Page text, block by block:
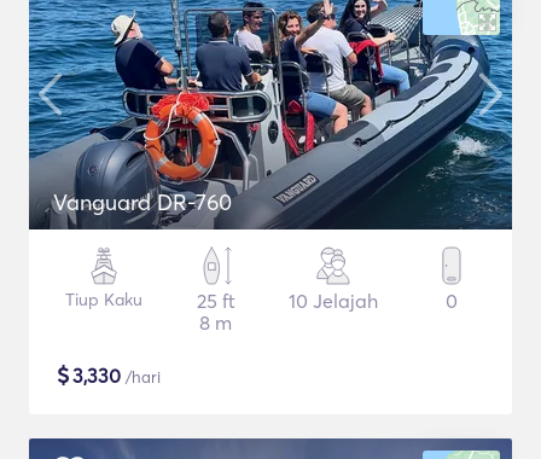
Vanguard DR-760
Tiup Kaku
25 ft
8 m
10 Jelajah 0
$3,330 /hari